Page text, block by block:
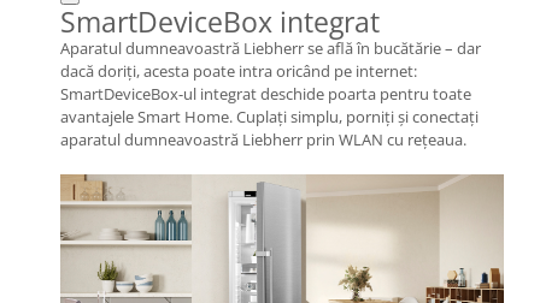
SmartDeviceBox integrat
Aparatul dumneavoastră Liebherr se află în bucătărie – dar
dacă doriţi, acesta poate intra oricând pe internet:
SmartDeviceBox-ul integrat deschide poarta pentru toate
avantajele Smart Home. Cuplaţi simplu, porniţi şi conectaţi
aparatul dumneavoastră Liebherr prin WLAN cu reţeaua.